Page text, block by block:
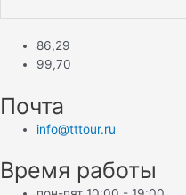
86,29
99,70
Почта
info@tttour.ru
Время работы